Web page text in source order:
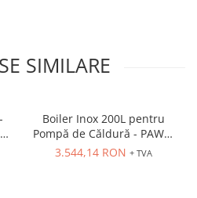
SIMILARE
Boiler Inox 200L pentru
Pompă de Căldură - PAWT-
200
3.544,14 RON + TVA